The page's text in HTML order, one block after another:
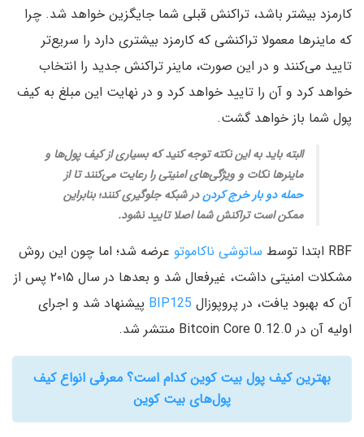
کارمزد بیشتر باشد، تراکنش قبلی شما جایگزین خواهد شد. چرا
که ماینرها معمولا تراکنشی که کارمزد بیشتری دارد را سریع‌تر
تایید می‌کنند و در این صورت، ماینر تراکنش جدید را انتخاب
خواهد کرد و آن را تایید خواهد کرد و در نهایت این مبلغ به کیف
پول شما باز خواهد گشت.
البته باید به این نکته توجه کنید که بسیاری از کیف پول‌ها و
ماینرها نکات و ویژگی‌های امنیتی را رعایت می‌کنند تا از
حمله دو بار خرج کردندر شبکه جلوگیری کنند؛ بنابراین
ممکن است تراکنش شما اصلا تایید نشود.
RBF ابتدا توسط ساتوشی ناکاموتو عرضه شد؛ اما چون این روش
مشکلات امنیتی داشت، غیرفعال شد و بعدها در سال ۲۰۱۵ پس از
آن که بهبود یافت، در پروپوزال BIP125 پیشنهاد شد و اجرای
اولیه آن در Bitcoin Core 0.12.0 منتشر شد.
بهترین کیف پول بیت کوین کدام است؟ معرفی انواع کیف
پول‌های بیت کوین